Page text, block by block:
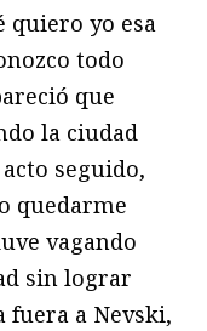
quiero yo esa
todo
que
la ciudad
seguido,
quedarme
vagando
sin lograr
fuera a Nevski,